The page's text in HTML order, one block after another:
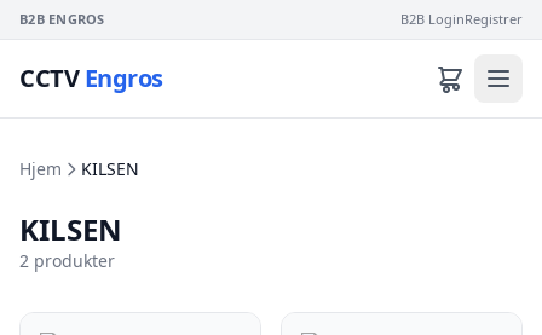
B2B ENGROS B2B LoginRegistrer
CCTVEngros
Hjem KILSEN
KILSEN
2 produkter